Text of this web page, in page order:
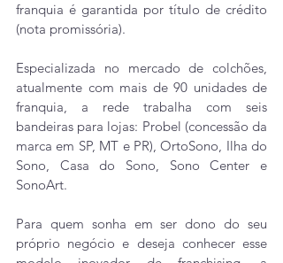
franquia é garantida por título de crédito
(nota promissória).
Especializada no mercado de colchões,
atualmente com mais de 90 unidades de
franquia, a rede trabalha com seis
bandeiras para lojas: Probel (concessão da
marca em SP, MT e PR), OrtoSono, Ilha do
Sono, Casa do Sono, Sono Center e
SonoArt.
Para quem sonha em ser dono do seu
próprio negócio e deseja conhecer esse